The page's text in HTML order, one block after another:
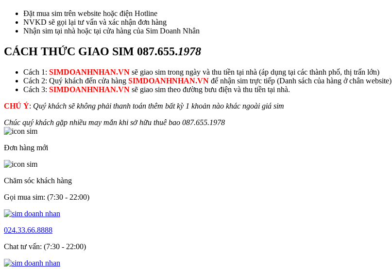
Đặt mua sim trên website hoặc điện Hotline
NVKD sẽ gọi lại tư vấn và xác nhận đơn hàng
Nhận sim tại nhà hoặc tại cửa hàng của Sim Doanh Nhân
CÁCH THỨC GIAO SIM 087.655.1978
Cách 1: SIMDOANHNHAN.VN sẽ giao sim trong ngày và thu tiền tại nhà (áp dụng tại các thành phố, thị trấn lớn)
Cách 2: Quý khách đến cửa hàng SIMDOANHNHAN.VN để nhận sim trực tiếp (Danh sách của hàng ở chân website)
Cách 3: SIMDOANHNHAN.VN sẽ giao sim theo đường bưu điện và thu tiền tại nhà.
CHÚ Ý: Quý khách sẽ không phải thanh toán thêm bất kỳ 1 khoản nào khác ngoài giá sim
Chúc quý khách gặp nhiều may mắn khi sở hữu thuê bao 087.655.1978
Đơn hàng mới
Chăm sóc khách hàng
Gọi mua sim: (7:30 - 22:00)
024.33.66.8888
Chat tư vấn: (7:30 - 22:00)